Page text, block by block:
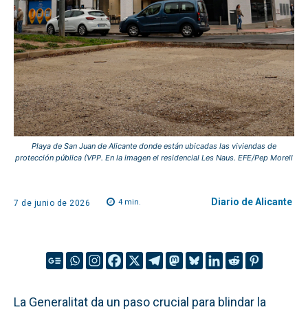
Playa de San Juan de Alicante donde están ubicadas las viviendas de
protección pública (VPP. En la imagen el residencial Les Naus. EFE/Pep Morell
7 de junio de 2026 4 min. Diario de Alicante
La Generalitat da un paso crucial para blindar la